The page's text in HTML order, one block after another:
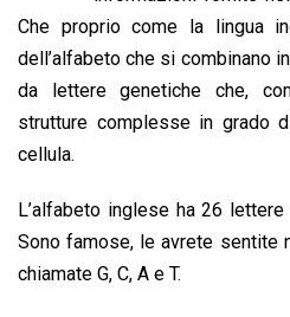
o
o
k
A
p
p
d
I
n
d
s
Che proprio come la lingua
dell’alfabeto che si combinano
da lettere genetiche che,
strutture complesse in grado
cellula.
L’alfabeto inglese ha 26
Sono famose, le avrete sentite
chiamate G, C, A e T.